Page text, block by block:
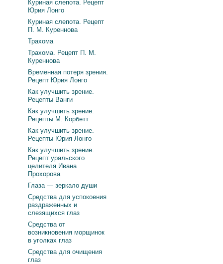
Куриная слепота. Рецепт
Юрия Лонго
Куриная слепота. Рецепт
П. М. Куреннова
Трахома
Трахома. Рецепт П. М.
Куреннова
Временная потеря зрения.
Рецепт Юрия Лонго
Как улучшить зрение.
Рецепты Ванги
Как улучшить зрение.
Рецепты М. Корбетт
Как улучшить зрение.
Рецепты Юрия Лонго
Как улучшить зрение.
Рецепт уральского
целителя Ивана
Прохорова
Глаза — зеркало души
Средства для успокоения
раздраженных и
слезящихся глаз
Средства от
возникновения морщинок
в уголках глаз
Средства для очищения
глаз